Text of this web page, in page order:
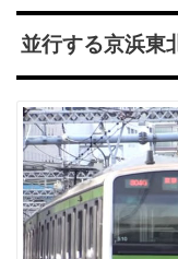
並行する京浜東